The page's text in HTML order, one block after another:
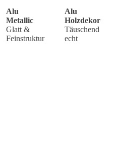
Alu
Metallic
Glatt &
Feinstruktur
Alu
Holzdekor
Täuschend
echt